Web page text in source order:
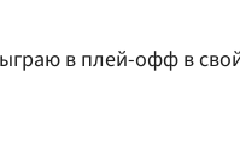
в плей-офф в